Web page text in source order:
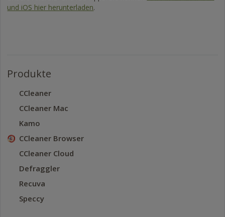
und iOS hier herunterladen.
Produkte
CCleaner
CCleaner Mac
Kamo
CCleaner Browser
CCleaner Cloud
Defraggler
Recuva
Speccy